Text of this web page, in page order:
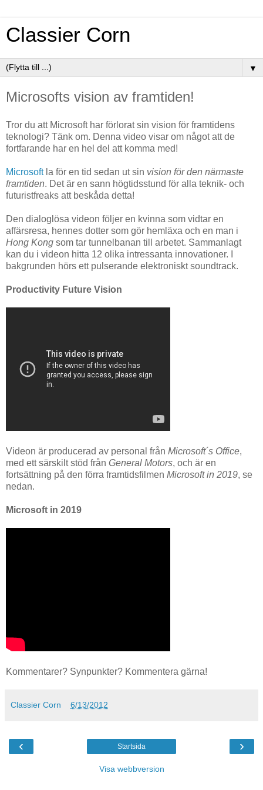
Classier Corn
▼
Microsofts vision av framtiden!
Tror du att Microsoft har förlorat sin vision för framtidens
teknologi? Tänk om. Denna video visar om något att de
fortfarande har en hel del att komma med!
Microsoftla för en tid sedan ut sin vision för den närmaste
framtiden. Det är en sann högtidsstund för alla teknik- och
futuristfreaks att beskåda detta!
Den dialoglösa videon följer en kvinna som vidtar en
affärsresa, hennes dotter som gör hemläxa och en man i
Hong Kong som tar tunnelbanan till arbetet. Sammanlagt
kan du i videon hitta 12 olika intressanta innovationer. I
bakgrunden hörs ett pulserande elektroniskt soundtrack.
Productivity Future Vision
Videon är producerad av personal från Microsoft´s Office,
med ett särskilt stöd från General Motors, och är en
fortsättning på den förra framtidsfilmen Microsoft in 2019, se
nedan.
Microsoft in 2019
Kommentarer? Synpunkter? Kommentera gärna!
Classier Corn 6/13/2012
‹ ›
Startsida
Visa webbversion